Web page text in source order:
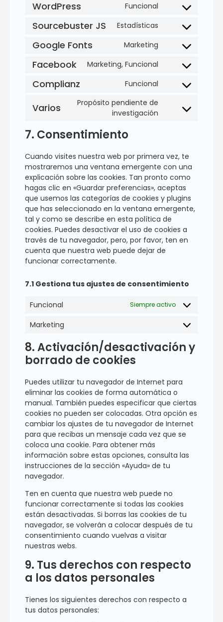
WordPress Funcional
Sourcebuster JS Estadísticas
Google Fonts Marketing
Facebook Marketing, Funcional
Complianz Funcional
Varios
Propósito pendiente de
investigación
7. Consentimiento
Cuando visites nuestra web por primera vez, te
mostraremos una ventana emergente con una
explicación sobre las cookies. Tan pronto como
hagas clic en «Guardar preferencias», aceptas
que usemos las categorías de cookies y plugins
que has seleccionado en la ventana emergente,
tal y como se describe en esta política de
cookies. Puedes desactivar el uso de cookies a
través de tu navegador, pero, por favor, ten en
cuenta que nuestra web puede dejar de
funcionar correctamente.
7.1 Gestiona tus ajustes de consentimiento
Funcional Siempre activo
Marketing
8. Activación/desactivación y
borrado de cookies
Puedes utilizar tu navegador de Internet para
eliminar las cookies de forma automática o
manual. También puedes especificar que ciertas
cookies no pueden ser colocadas. Otra opción es
cambiar los ajustes de tu navegador de Internet
para que recibas un mensaje cada vez que se
coloca una cookie. Para obtener más
información sobre estas opciones, consulta las
instrucciones de la sección «Ayuda» de tu
navegador.
Ten en cuenta que nuestra web puede no
funcionar correctamente si todas las cookies
están desactivadas. Si borras las cookies de tu
navegador, se volverán a colocar después de tu
consentimiento cuando vuelvas a visitar
nuestras webs.
9. Tus derechos con respecto
a los datos personales
Tienes los siguientes derechos con respecto a
tus datos personales: